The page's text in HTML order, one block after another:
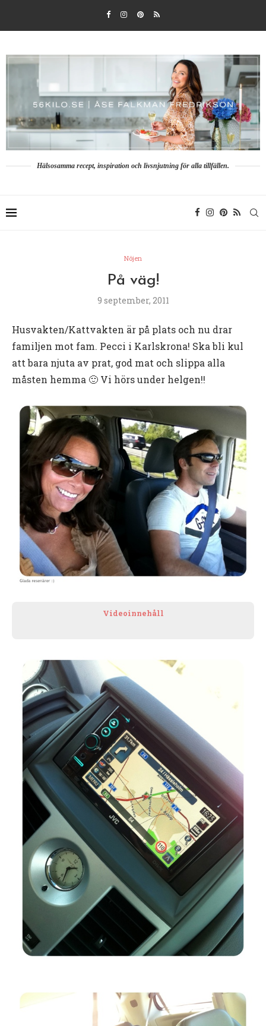
Hälsosamma recept, inspiration och livsnjutning för alla tillfällen.
Nöjen
På väg!
9 september, 2011
Husvakten/Kattvakten är på plats och nu drar
familjen mot fam. Pecci i Karlskrona! Ska bli kul
att bara njuta av prat, god mat och slippa alla
måsten hemma 🙂 Vi hörs under helgen!!
Videoinnehåll